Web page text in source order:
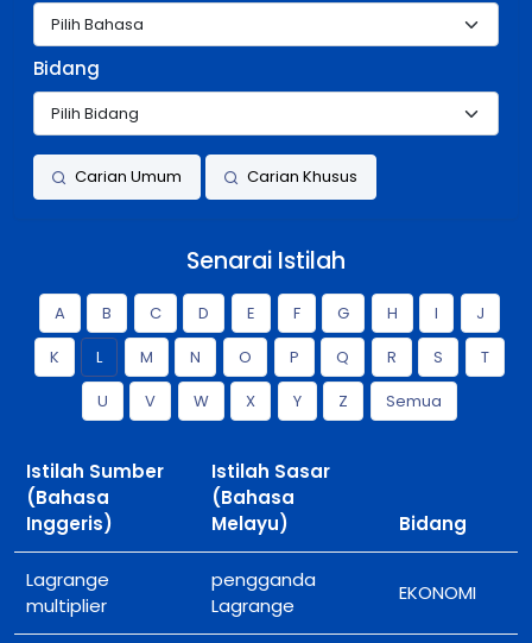
Bidang
Carian Umum Carian Khusus
Senarai Istilah
A B C D E F G H I
J
K
L M N O P Q R S
T
U
V W X Y Z Semua
Istilah Sumber
(Bahasa
Inggeris)
Istilah Sasar
(Bahasa
Melayu)
Bidang
Lagrange
multiplier
pengganda
Lagrange
EKONOMI